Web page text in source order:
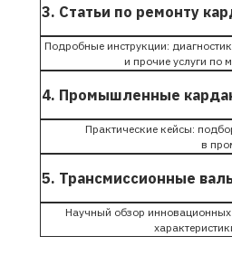
3. Статьи по ремонту
Подробные инструкции:
и прочие услуги по
4. Промышленные
Практические кейсы:
в
5. Трансмиссионные
Научный обзор